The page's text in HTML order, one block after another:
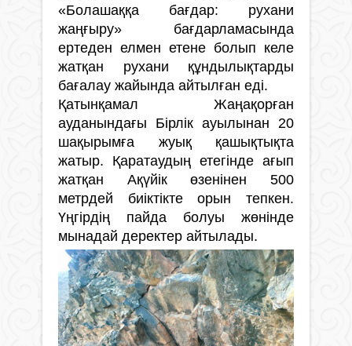
«Болашаққа бағдар: рухани
жаңғыру» бағдарламасында
ертеден елмен етене болып келе
жатқан рухани құндылықтарды
бағалау жайында айтылған еді.
Қатынқамал Жаңақорған
ауданындағы Бірлік ауылынан 20
шақырымға жуық қашықтықта
жатыр. Қаратаудың етегінде ағып
жатқан Ақүйік өзенінен 500
метрдей биіктікте орын тепкен.
Үңгірдің пайда болуы жөнінде
мынадай деректер айтылады.